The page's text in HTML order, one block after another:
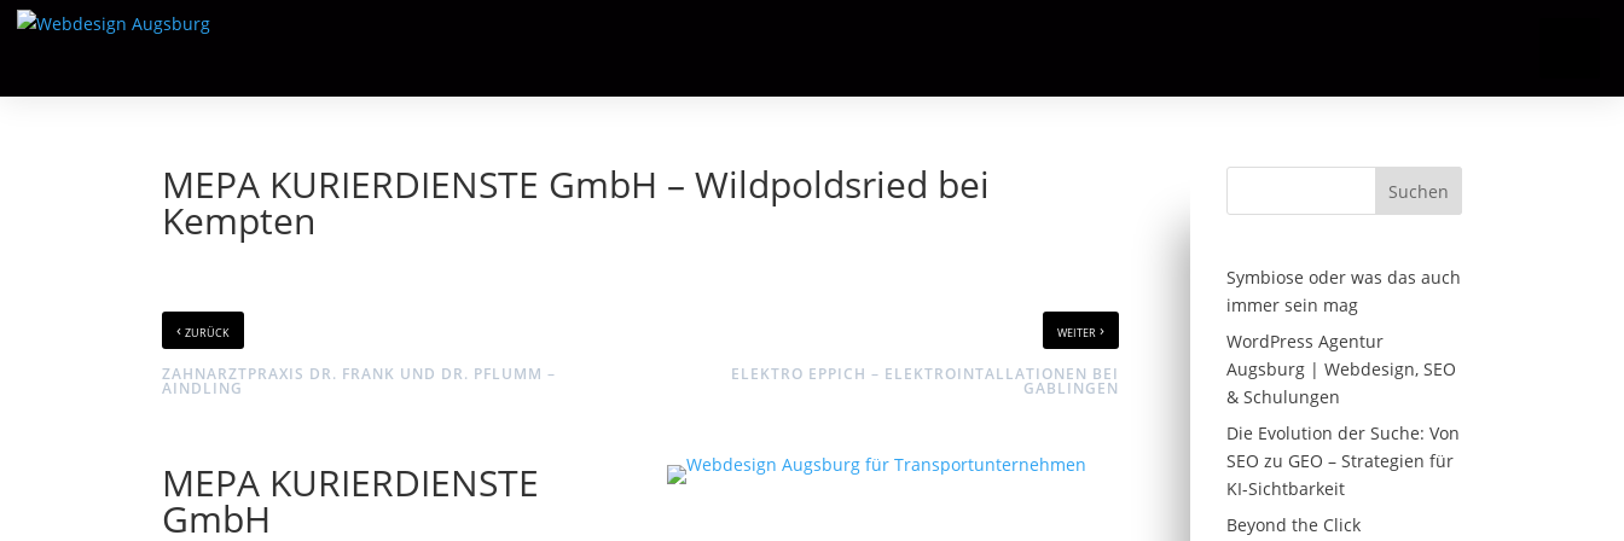
MEPA KURIERDIENSTE GmbH – Wildpoldsried bei
Kempten
‹zurück
ZAHNARZTPRAXIS DR. FRANK UND DR. PFLUMM –
AINDLING
weiter›
ELEKTRO EPPICH – ELEKTROINTALLATIONEN BEI
GABLINGEN
MEPA KURIERDIENSTE
GmbH
Suchen
Symbiose oder was das auch
immer sein mag
WordPress Agentur
Augsburg | Webdesign, SEO
& Schulungen
Die Evolution der Suche: Von
SEO zu GEO – Strategien für
KI-Sichtbarkeit
Beyond the Click